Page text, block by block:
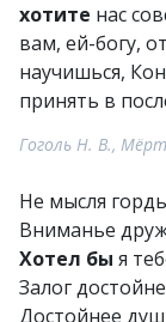
хотите нас
вам, ей-богу,
научишься,
принять в
Гоголь Н. В.,
He мысля
Вниманье
Хотел бы я
Залог
Достойнее